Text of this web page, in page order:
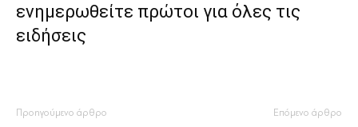
ενημερωθείτε πρώτοι για όλες τις
ειδήσεις
Προηγούμενο άρθρο Επόμενο άρθρο